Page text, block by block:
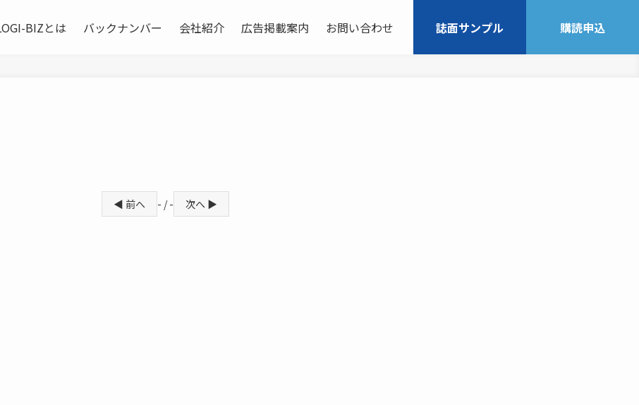
BIZとは バックナンバー 会社紹介 広告掲載案内 お問い合わせ 誌面サンプル 購読申込
◀ 前へ - / - 次へ ▶